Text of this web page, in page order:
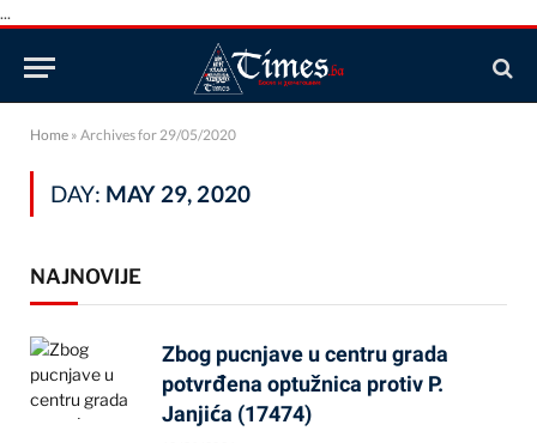
...
Home » Archives for 29/05/2020
DAY: MAY 29, 2020
NAJNOVIJE
Zbog pucnjave u centru grada
potvrđena optužnica protiv P.
Janjića (17474)